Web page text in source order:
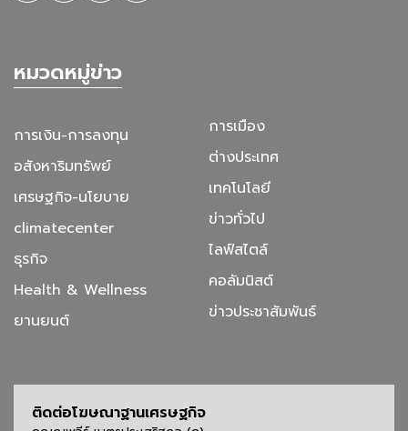
หมวดหมู่ข่าว
การเงิน-การลงทุน
อสังหาริมทรัพย์
เศรษฐกิจ-นโยบาย
climatecenter
ธุรกิจ
Health & Wellness
ยานยนต์
การเมือง
ต่างประเทศ
เทคโนโลยี
ข่าวทั่วไป
ไลฟ์สไตล์
คอลัมนิสต์
ข่าวประชาสัมพันธ์
ติดต่อโฆษณาฐานเศรษฐกิจ